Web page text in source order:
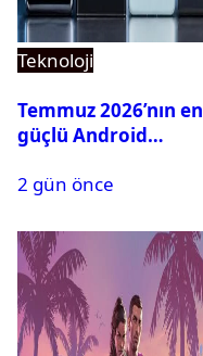
Teknoloji
Temmuz 2026’nın en
güçlü Android
2 gün önce